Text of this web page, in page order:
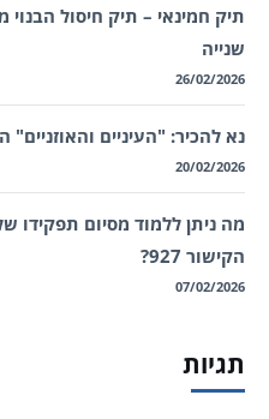
תיק חמינאי – תיק חיסול
שנייה
26/02/2026
נא להכיר: "העיניים
20/02/2026
מה ניתן ללמוד מסיום תפקידו
הקישור 927?
07/02/2026
תגיות